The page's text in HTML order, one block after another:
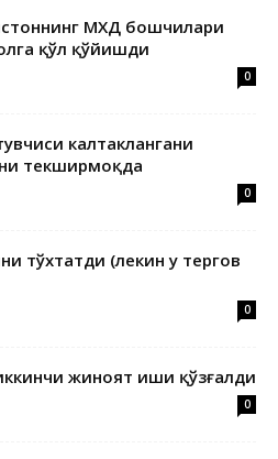
МХДҚ бошчилари
қўл қўйишди
0
калтаклангани
текширмоқда
0
тўхтатди (лекин у тергов
0
жиноят иши қўзғалди
0